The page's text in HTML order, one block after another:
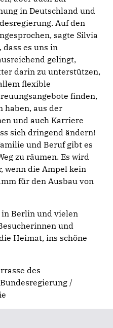
in Deutschland und
Auf den
sagte Silvia
dass es uns in
gelingt,
darin zu unterstützen,
flexible
finden,
haben, aus der
und auch Karriere
sich dringend ändern!
und Beruf gibt es
zu räumen. Es wird
wenn die Ampel kein
für den Ausbau von
in Berlin und vielen
und
Heimat, ins schöne
des
/